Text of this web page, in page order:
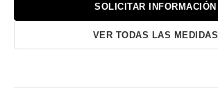
SOLICITAR INFORMACIÓN
VER TODAS LAS MEDIDAS